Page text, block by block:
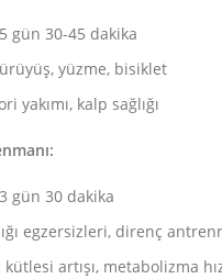
gün 30-45 dakika
yüzme, bisiklet
yakımı, kalp sağlığı
gün 30 dakika
egzersizleri, direnç
kütlesi artışı, metabolizma